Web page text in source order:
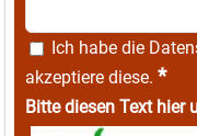
Ich habe die
akzeptiere diese. *
Bitte diesen Text hier